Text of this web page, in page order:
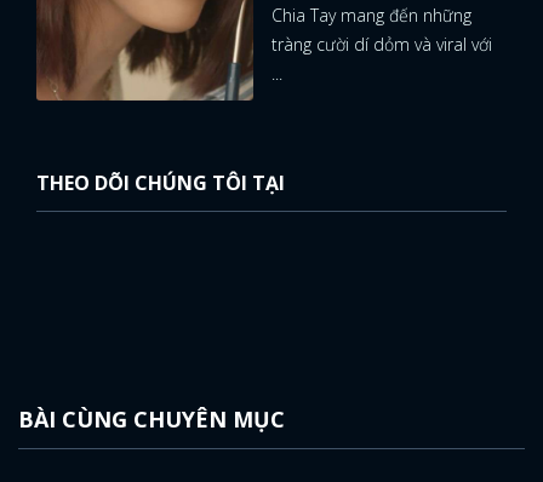
Chia Tay mang đến những
tràng cười dí dỏm và viral với
...
THEO DÕI CHÚNG TÔI TẠI
BÀI CÙNG CHUYÊN MỤC